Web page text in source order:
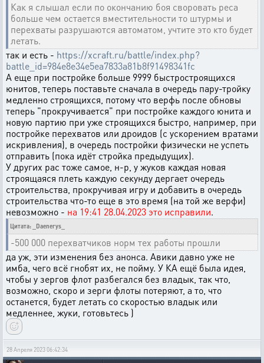
Как я слышал если по окончанию боя своровать реса
больше чем остается вместительности то штурмы и
перехваты разрушаются автоматом, учтите это кто будет
летать.
так и есть - https://xcraft.ru/battle/index.php?
battle_id=984e8e34e5ea7833a81b8f91498341fc
А еще при постройке больше 9999 быстростроящихся
юнитов, теперь поставьте сначала в очередь пару-тройку
медленно строящихся, потому что верфь после обновы
теперь "прокручивается" при постройке каждого юнита и
новую партию при уже строящихся быстро, например, при
постройке перехватов или дроидов (с ускорением вратами
искривления), в очередь постройки физически не успеть
отправить (пока идёт стройка предыдущих).
У других рас тоже самое, н-р, у жуков каждая новая
строящаяся плеть каждую секунду дергает очередь
строительства, прокручивая игру и добавить в очередь
строительства что-то еще в это время (на той же верфи)
невозможно - на 19:41 28.04.2023 это исправили.
Цитата: _Daenerys_
-500 000 перехватчиков норм тех работы прошли
да уж, эти изменения без анонса. Авики давно уже не
имба, чего всё гнобят их, не пойму. У КА ещё была идея,
чтобы у зергов флот разбегался без владык, так что,
возможно, скоро и зерги флоты потеряют, а то, что
останется, будет летать со скоростью владык или
медленнее, жуки, готовьтесь )
28 Апреля 2023 06:42:34